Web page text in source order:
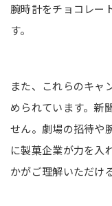
腕時計をチョコレー
す。
また、これらのキャ
められています。新
せん。劇場の招待や
に製菓企業が力を入
かがご理解いただけ